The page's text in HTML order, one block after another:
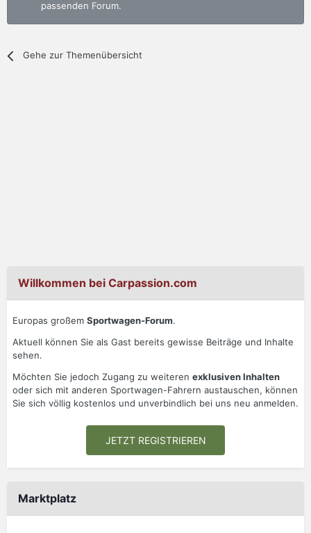
passenden Forum.
Gehe zur Themenübersicht
Willkommen bei Carpassion.com
Europas großem Sportwagen-Forum.
Aktuell können Sie als Gast bereits gewisse Beiträge und Inhalte
sehen.
Möchten Sie jedoch Zugang zu weiteren exklusiven Inhalten
oder sich mit anderen Sportwagen-Fahrern austauschen, können
Sie sich völlig kostenlos und unverbindlich bei uns neu anmelden.
JETZT REGISTRIEREN
Marktplatz